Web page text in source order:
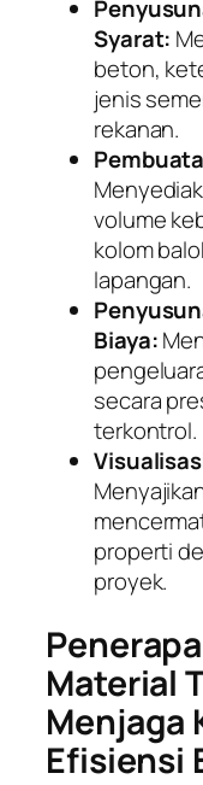
Syarat:
beton,
jenis
rekanan.
volume
kolom
lapangan.
Biaya:
secara
terkontrol.
properti
proyek.
Material
Menjaga
Efisiensi